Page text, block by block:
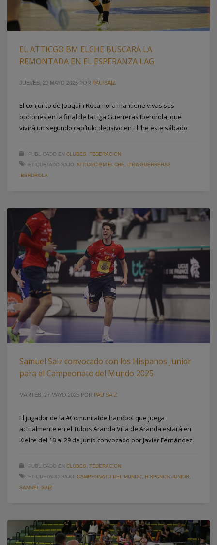
EL ATTICGO BM ELCHE BUSCARÁ LA
REMONTADA EN EL ESPERANZA LAG
JUEVES, 29 MAYO 2025 POR PAU SAIZ
El conjunto de Joaquín Rocamora mantiene vivas sus
opciones en la final de la Liga Guerreras Iberdrola, que
vivirá un segundo capítulo decisivo en Elche este sábado
PUBLICADO EN CLUBES
FEDERACION
ETIQUETADO BAJO: ATTICGO BM ELCHE
LIGA GUERRERAS
IBERDROLA
Samuel Saiz convocado con los Hispanos Junior
para el Campeonato del Mundo 2025
MARTES, 27 MAYO 2025 POR PAU SAIZ
El jugador de la #Comunitatdelhandbol que juega
actualmente en el Tubos Aranda Villa de Aranda estará en
Kielce del 18 al 29 de junio convocado por Javier Fernández
PUBLICADO EN CLUBES
FEDERACION
ETIQUETADO BAJO: CAMPEONATO DEL MUNDO HISPANOS JUNIOR
SAMUEL SAIZ